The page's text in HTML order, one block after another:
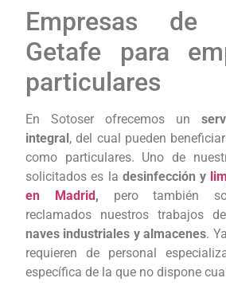
Empresas de
Getafe para
particulares
En Sotoser ofrecemos un
integral, del cual pueden
como particulares. Uno de
solicitados es la desinfección y
en Madrid, pero también
reclamados nuestros trabajos
naves industriales y almacenes.
requieren de personal
específica de la que no dispone